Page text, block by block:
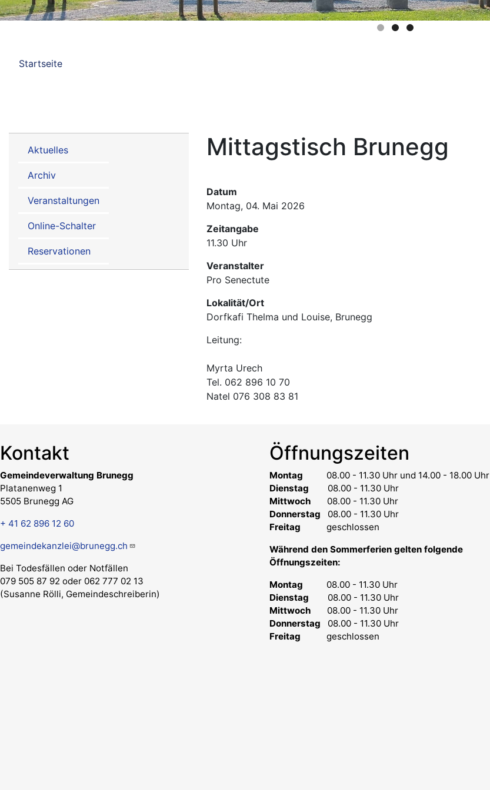
Pfadnavigation
Startseite
Hauptnavigation
Informationen
Aktuelles
Archiv
Veranstaltungen
Online-Schalter
Reservationen
Mittagstisch Brunegg
Datum
Montag, 04. Mai 2026
Zeitangabe
11.30 Uhr
Veranstalter
Pro Senectute
Lokalität/Ort
Dorfkafi Thelma und Louise, Brunegg
Leitung:
Myrta Urech
Tel. 062 896 10 70
Natel 076 308 83 81
Kontakt
Gemeindeverwaltung Brunegg
Platanenweg 1
5505 Brunegg AG
+ 41 62 896 12 60
gemeindekanzlei@brunegg.ch
Bei Todesfällen oder Notfällen
079 505 87 92 oder 062 777 02 13
(Susanne Rölli, Gemeindeschreiberin)
Öffnungszeiten
Montag 08.00 - 11.30 Uhr und 14.00 - 18.00 Uhr
Dienstag 08.00 - 11.30 Uhr
Mittwoch 08.00 - 11.30 Uhr
Donnerstag 08.00 - 11.30 Uhr
Freitag geschlossen
Während den Sommerferien gelten folgende
Öffnungszeiten:
Montag 08.00 - 11.30 Uhr
Dienstag 08.00 - 11.30 Uhr
Mittwoch 08.00 - 11.30 Uhr
Donnerstag 08.00 - 11.30 Uhr
Freitag geschlossen